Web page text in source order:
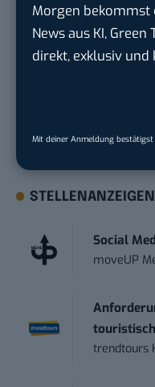
Morgen bekommst
News aus KI,
direkt, exklusiv und
Mit deiner Anmeldung
Du möchtest nicht
KI, Green Tech und
geht? Über 12.000
kostenlos anmelden.
STELLENANZEIGEN
Social
moveUP
trendtours